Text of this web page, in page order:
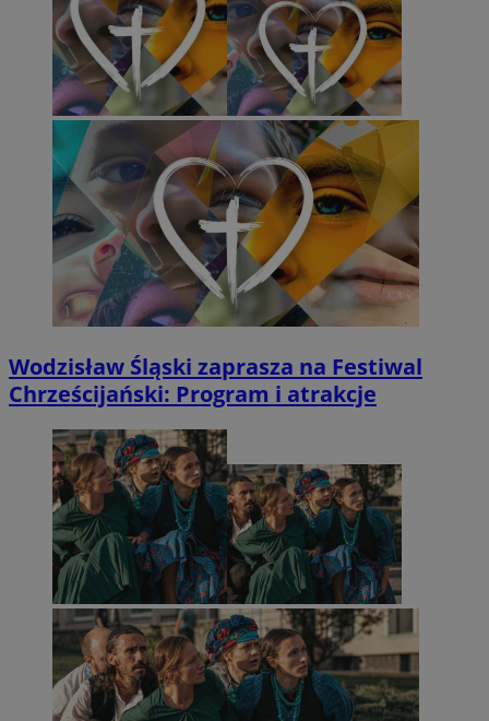
Wodzisław Śląski zaprasza na Festiwal
Chrześcijański: Program i atrakcje